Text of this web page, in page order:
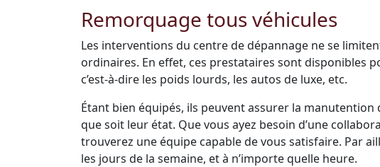
Remorquage tous véhicules
Les interventions du centre de dépannage ne se
ordinaires. En effet, ces prestataires sont disponibles
c’est-à-dire les poids lourds, les autos de luxe, etc.
Étant bien équipés, ils peuvent assurer la manutention
que soit leur état. Que vous ayez besoin d’une
trouverez une équipe capable de vous satisfaire. Par
les jours de la semaine, et à n’importe quelle heure.